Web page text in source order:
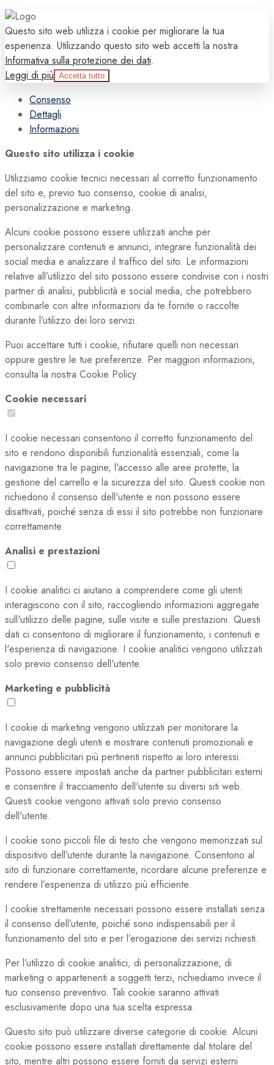
Questo sito web utilizza i cookie per migliorare la tua
esperienza. Utilizzando questo sito web accetti la nostra
Informativa sulla protezione dei dati.
Leggi di più Accetta tutto
Consenso
Dettagli
Informazioni
Questo sito utilizza i cookie
Utilizziamo cookie tecnici necessari al corretto funzionamento
del sito e, previo tuo consenso, cookie di analisi,
personalizzazione e marketing.
Alcuni cookie possono essere utilizzati anche per
personalizzare contenuti e annunci, integrare funzionalità dei
social media e analizzare il traffico del sito. Le informazioni
relative all’utilizzo del sito possono essere condivise con i nostri
partner di analisi, pubblicità e social media, che potrebbero
combinarle con altre informazioni da te fornite o raccolte
durante l’utilizzo dei loro servizi.
Puoi accettare tutti i cookie, rifiutare quelli non necessari
oppure gestire le tue preferenze. Per maggiori informazioni,
consulta la nostra Cookie Policy.
Cookie necessari
I cookie necessari consentono il corretto funzionamento del
sito e rendono disponibili funzionalità essenziali, come la
navigazione tra le pagine, l'accesso alle aree protette, la
gestione del carrello e la sicurezza del sito. Questi cookie non
richiedono il consenso dell'utente e non possono essere
disattivati, poiché senza di essi il sito potrebbe non funzionare
correttamente.
Analisi e prestazioni
I cookie analitici ci aiutano a comprendere come gli utenti
interagiscono con il sito, raccogliendo informazioni aggregate
sull'utilizzo delle pagine, sulle visite e sulle prestazioni. Questi
dati ci consentono di migliorare il funzionamento, i contenuti e
l'esperienza di navigazione. I cookie analitici vengono utilizzati
solo previo consenso dell'utente.
Marketing e pubblicità
I cookie di marketing vengono utilizzati per monitorare la
navigazione degli utenti e mostrare contenuti promozionali e
annunci pubblicitari più pertinenti rispetto ai loro interessi.
Possono essere impostati anche da partner pubblicitari esterni
e consentire il tracciamento dell'utente su diversi siti web.
Questi cookie vengono attivati solo previo consenso
dell'utente.
I cookie sono piccoli file di testo che vengono memorizzati sul
dispositivo dell’utente durante la navigazione. Consentono al
sito di funzionare correttamente, ricordare alcune preferenze e
rendere l’esperienza di utilizzo più efficiente.
I cookie strettamente necessari possono essere installati senza
il consenso dell’utente, poiché sono indispensabili per il
funzionamento del sito e per l’erogazione dei servizi richiesti.
Per l’utilizzo di cookie analitici, di personalizzazione, di
marketing o appartenenti a soggetti terzi, richiediamo invece il
tuo consenso preventivo. Tali cookie saranno attivati
esclusivamente dopo una tua scelta espressa.
Questo sito può utilizzare diverse categorie di cookie. Alcuni
cookie possono essere installati direttamente dal titolare del
sito, mentre altri possono essere forniti da servizi esterni